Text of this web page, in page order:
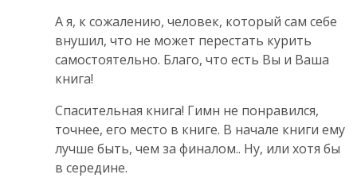
А я, к сожалению, человек, который сам себе
внушил, что не может перестать курить
самостоятельно. Благо, что есть Вы и Ваша
книга!
Спасительная книга! Гимн не понравился,
точнее, его место в книге. В начале книги ему
лучше быть, чем за финалом.. Ну, или хотя бы
в середине.